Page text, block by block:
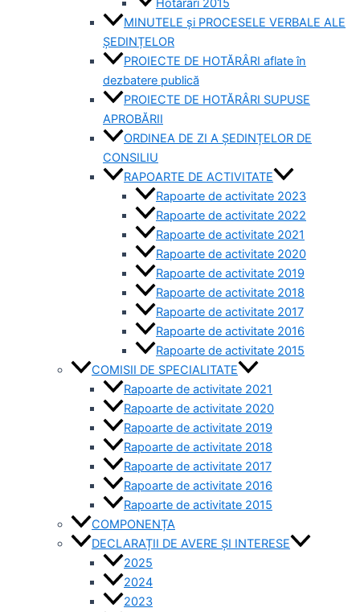
MINUTELE și PROCESELE VERBALE ALE
ȘEDINȚELOR
PROIECTE DE HOTĂRÂRI aflate în
dezbatere publică
PROIECTE DE HOTĂRÂRI SUPUSE
APROBĂRII
ORDINEA DE ZI A ȘEDINȚELOR DE
CONSILIU
RAPOARTE DE ACTIVITATE
Rapoarte de activitate 2023
Rapoarte de activitate 2022
Rapoarte de activitate 2021
Rapoarte de activitate 2020
Rapoarte de activitate 2019
Rapoarte de activitate 2018
Rapoarte de activitate 2017
Rapoarte de activitate 2016
Rapoarte de activitate 2015
COMISII DE SPECIALITATE
Rapoarte de activitate 2021
Rapoarte de activitate 2020
Rapoarte de activitate 2019
Rapoarte de activitate 2018
Rapoarte de activitate 2017
Rapoarte de activitate 2016
Rapoarte de activitate 2015
COMPONENȚA
DECLARAȚII DE AVERE ȘI INTERESE
2025
2024
2023